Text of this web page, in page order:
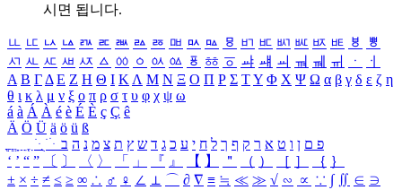
시면 됩니다.
ㅥ ㅦ ㅧ ㅨ ㅩ ㅪ ㅫ ㅬ ㅭ ㅮ ㅯ ㅰ ㅱ ㅲ ㅳ ㅴ ㅵ ㅶ ㅷ ㅸ
ㅹ
ㅺ ㅻ ㅼ ㅽ ㅾ ㅿ ㆀ ㆁ ㆂ ㆃ ㆄ ㆅ ㆆ ㆇ ㆈ ㆉ ㆊ ㆋ ㆌ ㆍ
ㆎ
Α Β ΓΔ Ε Ζ Η Θ Ι ΚΛ Μ Ν Ξ Ο Π Ρ Σ ΤΥ Φ Χ Ψ Ω α β γ δ ε ζ η
θ ι κ λ μ ν ξ ο π ρ σ τ υ φ χ ψ ω
á à Á À é è É È ç Ç ê
Ä Ö Ü ä ö ü ß
ִֶֹ ֻּ ׁׂ פ ם ן ו ט א ר ק ף ך ל ח י ע כ ג ד ש ץ ת צ מ נ ה ב
‘ ’ “ ” 〔 〕 〈 〉 「 」 『 』 【 】 ＂ （ ） ［ ］ ｛ ｝
± × ÷ ≠ ≤ ≥ ∞ ∴ ♂ ♀ ∠ ⊥ ⌒ ∂ ∇ ≡ ≒ ≪ ≫ √ ∽ ∝ ∵ ∫ ∬ ∈ ∋